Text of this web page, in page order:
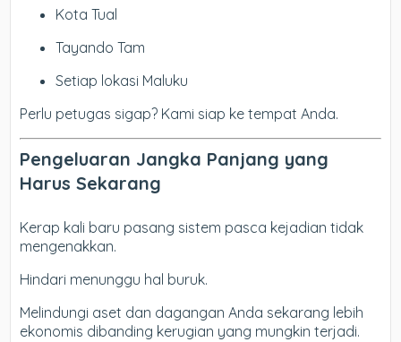
Kota Tual
Tayando Tam
Setiap lokasi Maluku
Perlu petugas sigap? Kami siap ke tempat Anda.
Pengeluaran Jangka Panjang yang
Harus Sekarang
Kerap kali baru pasang sistem pasca kejadian tidak
mengenakkan.
Hindari menunggu hal buruk.
Melindungi aset dan dagangan Anda sekarang lebih
ekonomis dibanding kerugian yang mungkin terjadi.